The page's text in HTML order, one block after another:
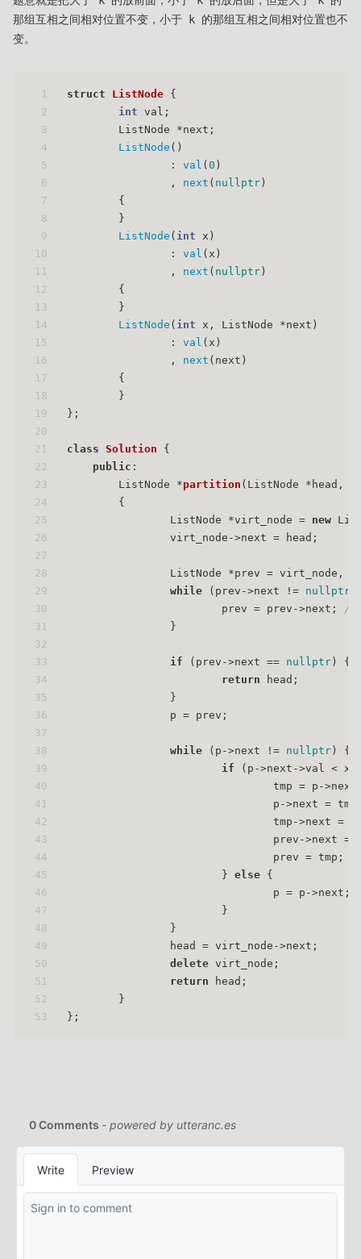
那组互相之间相对位置不变，小于 k 的那组互相之间相对位置也不
变。
1
2
3
4
5
6
7
8
9
10
11
12
13
14
15
16
17
18
19
20
21
22
23
24
25
26
27
28
29
30
31
32
33
34
35
36
37
38
39
40
41
42
43
44
45
46
47
48
49
50
51
52
53
struct ListNode {
int val;
	ListNode *next;
ListNode ()
		:
val ( 0 )
		,
next ( nullptr )
	{
	}
ListNode ( int x)
		:
val (x)
		,
next ( nullptr )
	{
	}
ListNode ( int x, ListNode *next)
		:
val (x)
		,
next (next)
	{
	}
};
class Solution {
public :
ListNode *partition (ListNode *head,
{
		ListNode *virt_node =
new
		virt_node->next = head;
ListNode *prev = virt_node,
while (prev->next != nullptr
			prev = prev->next;
//
		}
if (prev->next == nullptr ) {
return head;
		}
		p = prev;
while (p->next != nullptr ) {
if (p->next->val <
tmp = p-
p->next =
tmp->next =
prev->next =
				prev = tmp;
			}
else {
				p = p->next;
			}
		}
		head = virt_node->next;
delete virt_node;
return head;
	}
};